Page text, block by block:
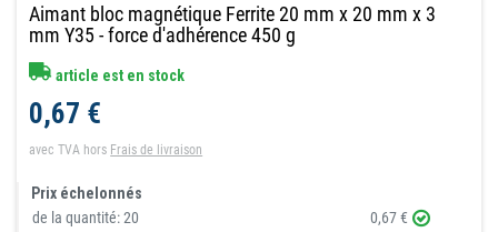
Aimant bloc magnétique Ferrite 20 mm x 20 mm x 3
mm Y35 - force d'adhérence 450 g
article est en stock
0,67 €
avec TVA hors Frais de livraison
Prix échelonnés
de la quantité:20
0,67 €